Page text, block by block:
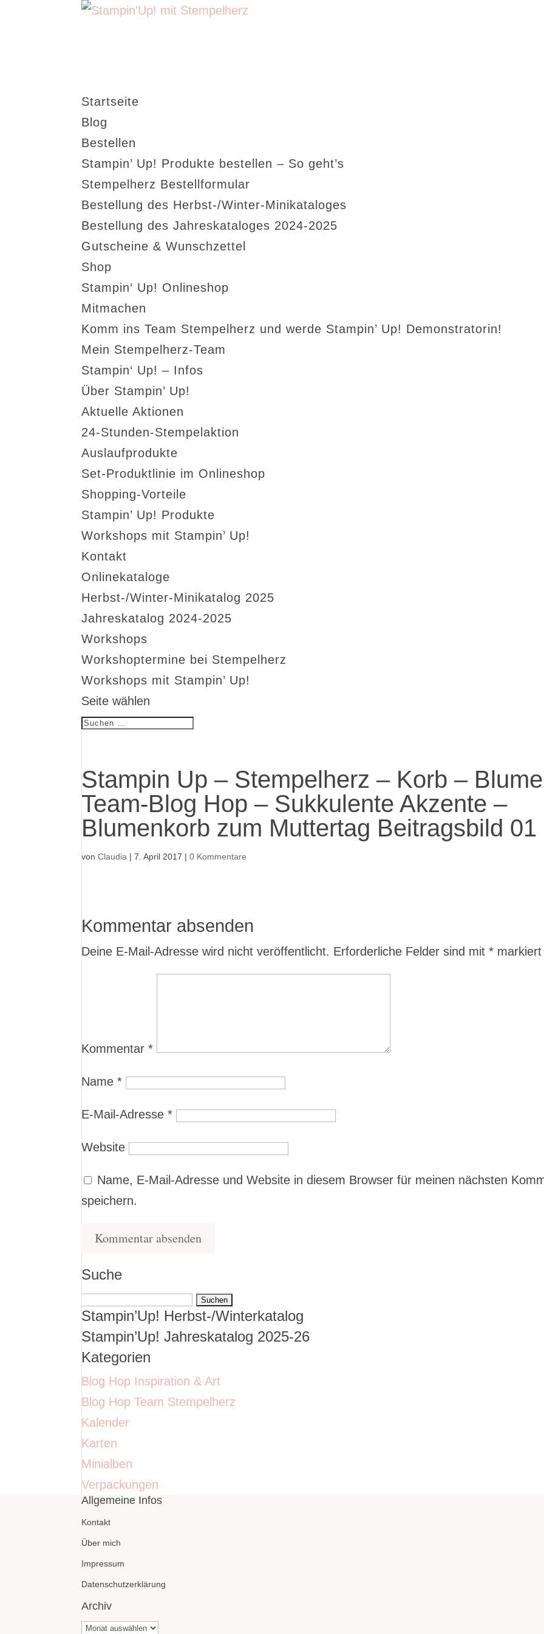
Startseite
Blog
Bestellen
Stampin’ Up! Produkte bestellen – So geht’s
Stempelherz Bestellformular
Bestellung des Herbst-/Winter-Minikataloges
Bestellung des Jahreskataloges 2024-2025
Gutscheine & Wunschzettel
Shop
Stampin‘ Up! Onlineshop
Mitmachen
Komm ins Team Stempelherz und werde Stampin’ Up! Demonstratorin!
Mein Stempelherz-Team
Stampin‘ Up! – Infos
Über Stampin’ Up!
Aktuelle Aktionen
24-Stunden-Stempelaktion
Auslaufprodukte
Set-Produktlinie im Onlineshop
Shopping-Vorteile
Stampin’ Up! Produkte
Workshops mit Stampin’ Up!
Kontakt
Onlinekataloge
Herbst-/Winter-Minikatalog 2025
Jahreskatalog 2024-2025
Workshops
Workshoptermine bei Stempelherz
Workshops mit Stampin’ Up!
Seite wählen
Stampin Up – Stempelherz – Korb –
Team-Blog Hop – Sukkulente Akzente –
Blumenkorb zum Muttertag Beitragsbild 01
vonClaudia |7. April 2017 |0 Kommentare
Kommentar absenden
Deine E-Mail-Adresse wird nicht veröffentlicht. Erforderliche Felder sind mit* markiert
Kommentar*
Name*
E-Mail-Adresse*
Website
Name, E-Mail-Adresse und Website in diesem Browser für meinen nächsten
speichern.
Suche
Suchen
nach:
Stampin’Up! Herbst-/Winterkatalog
Stampin’Up! Jahreskatalog 2025-26
Kategorien
Blog Hop Inspiration & Art
Blog Hop Team Stempelherz
Kalender
Karten
Minialben
Verpackungen
Allgemeine Infos
Kontakt
Über mich
Impressum
Datenschutzerklärung
Archiv
Archiv